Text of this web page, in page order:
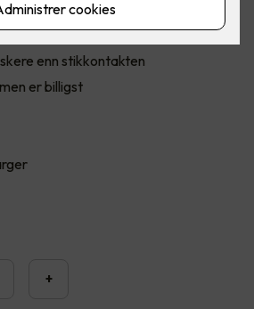
Go:
enn stikkontakten
er billigst
+